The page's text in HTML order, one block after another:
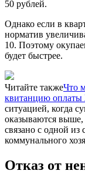
50 рублей.
Однако если в
норматив
10. Поэтому
будет быстрее.
Читайте такжеЧто
квитанцию
ситуацией, когда
оказываются
связано с одной из
коммунального
Отказ от